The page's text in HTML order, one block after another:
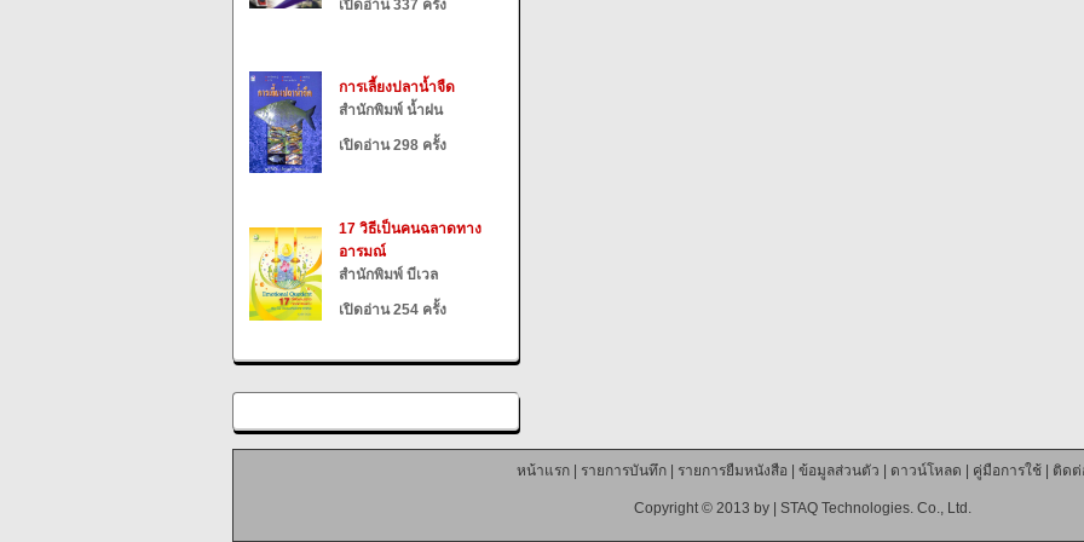
เปิดอ่าน 337 ครั้ง
การเลี้ยงปลาน้ำจืด
สำนักพิมพ์ น้ำฝน
เปิดอ่าน 298 ครั้ง
17 วิธีเป็นคนฉลาดทาง
อารมณ์
สำนักพิมพ์ บีเวล
เปิดอ่าน 254 ครั้ง
หน้าแรก| รายการบันทึก| รายการยืมหนังสือ ข้อมูลส่วนตัว ดาวน์โหลด คู่มือการใช้| ติดต่
Copyright © 2013 by | STAQ Technologies. Co., Ltd.